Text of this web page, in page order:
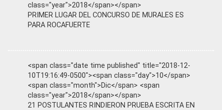
class="year">2018</span></span>
PRIMER LUGAR DEL CONCURSO DE MURALES ES
PARA ROCAFUERTE
<span class="date time published" title="2018-12-
10T19:16:49-0500"><span class="day">10</span>
<span class="month">Dic</span> <span
class="year">2018</span></span>
21 POSTULANTES RINDIERON PRUEBA ESCRITA EN